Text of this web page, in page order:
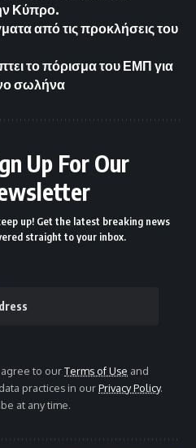
Κύπρο.
από τις προκλήσεις του
το πόρισμα του ΕΜΠ για
σωλήνα
Up For Our
up! Get the latest breaking news
straight to your inbox.
agree to ourTerms of Use and
practices in ourPrivacy Policy.
at any time.